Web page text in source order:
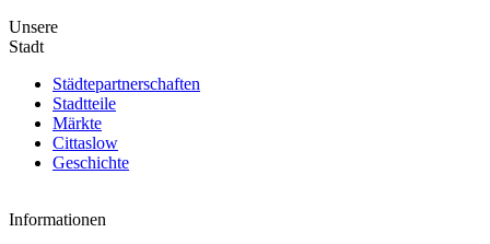
Unsere
Stadt
Städtepartnerschaften
Stadtteile
Märkte
Cittaslow
Geschichte
Informationen